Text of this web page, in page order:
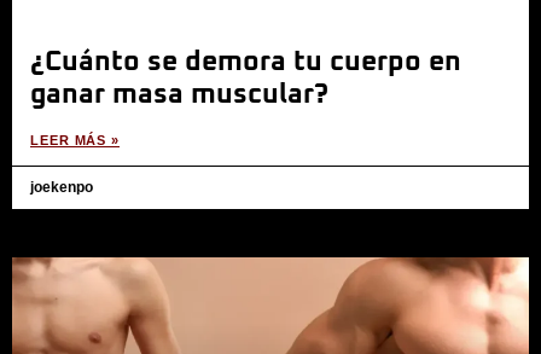
¿Cuánto se demora tu cuerpo en
ganar masa muscular?
LEER MÁS »
joekenpo